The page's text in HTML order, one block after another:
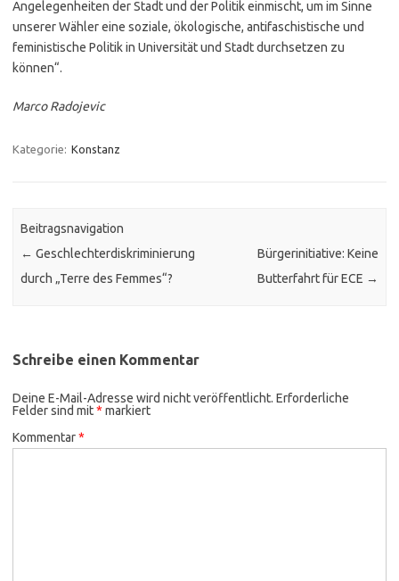
Angelegenheiten der Stadt und der Politik einmischt, um im Sinne
unserer Wähler eine soziale, ökologische, antifaschistische und
feministische Politik in Universität und Stadt durchsetzen zu
können“.
Marco Radojevic
Kategorie: Konstanz
Beitragsnavigation
← Geschlechterdiskriminierung
durch „Terre des Femmes“?
Bürgerinitiative: Keine
Butterfahrt für ECE →
Schreibe einen Kommentar
Deine E-Mail-Adresse wird nicht veröffentlicht. Erforderliche
Felder sind mit* markiert
Kommentar*